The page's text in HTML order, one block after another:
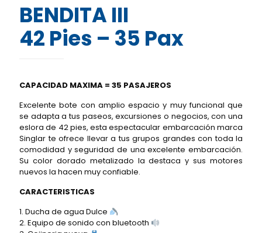
BENDITA III
42 Pies – 35 Pax
CAPACIDAD MAXIMA = 35 PASAJEROS
Excelente bote con amplio espacio y muy funcional que
se adapta a tus paseos, excursiones o negocios, con una
eslora de 42 pies, esta espectacular embarcación marca
Singlar te ofrece llevar a tus grupos grandes con toda la
comodidad y seguridad de una excelente embarcación.
Su color dorado metalizado la destaca y sus motores
nuevos la hacen muy confiable.
CARACTERISTICAS
1. Ducha de agua Dulce
2. Equipo de sonido con bluetooth